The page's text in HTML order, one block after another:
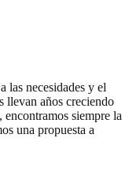
las necesidades y el
llevan años creciendo
siempre la
una propuesta a